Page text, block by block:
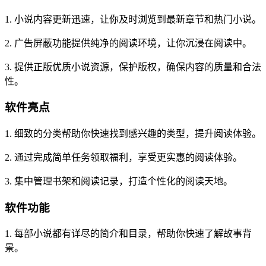
1. 小说内容更新迅速，让你及时浏览到最新章节和热门小说。
2. 广告屏蔽功能提供纯净的阅读环境，让你沉浸在阅读中。
3. 提供正版优质小说资源，保护版权，确保内容的质量和合法
性。
软件亮点
1. 细致的分类帮助你快速找到感兴趣的类型，提升阅读体验。
2. 通过完成简单任务领取福利，享受更实惠的阅读体验。
3. 集中管理书架和阅读记录，打造个性化的阅读天地。
软件功能
1. 每部小说都有详尽的简介和目录，帮助你快速了解故事背
景。